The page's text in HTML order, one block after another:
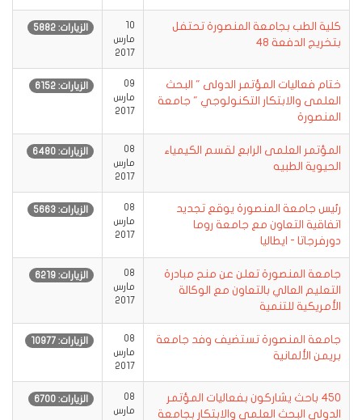
كلية الطب بجامعة المنصورة تحتفل
بتخريج الدفعة 48
10
مارس
2017
الزيارات: 5882
ختام فعاليات المؤتمر الدولى " البحث
العلمى والابتكار التكنولوجي " جامعة
المنصورة
09
مارس
2017
الزيارات: 6152
المؤتمر العلمى الرابع لقسم الكيمياء
الحيوية الطبيه
08
مارس
2017
الزيارات: 6480
رئيس جامعة المنصورة يوقع تجديد
اتفاقية التعاون مع جامعة روما
دورفرجاتا - ايطاليا
08
مارس
2017
الزيارات: 5663
جامعة المنصورة تعلن عن منح مبادرة
التعليم العالي بالتعاون مع الوكالة
الأمريكية للتنمية
08
مارس
2017
الزيارات: 6219
جامعة المنصورة تستضيف وفد جامعة
بريمن الألمانية
08
مارس
2017
الزيارات: 10977
450 باحث يشاركون بفعاليات المؤتمر
الدولى البحث العلمى والابتكار بجامعة
08
مارس
الزيارات: 6700